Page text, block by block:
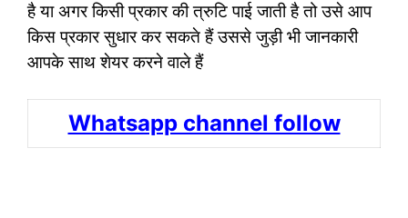
है या अगर किसी प्रकार की त्रुटि पाई जाती है तो उसे आप
किस प्रकार सुधार कर सकते हैं उससे जुड़ी भी जानकारी
आपके साथ शेयर करने वाले हैं
Whatsapp channel follow